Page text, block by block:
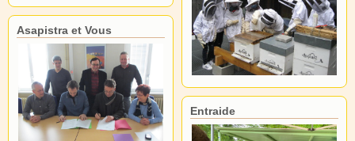
Asapistra et Vous
Entraide